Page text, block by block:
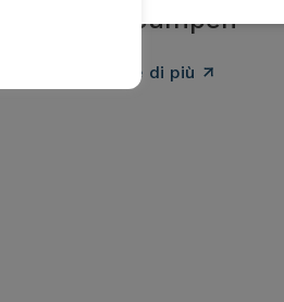
Wärmepumpen
Per saperne di più